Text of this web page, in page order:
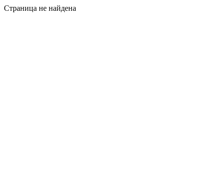
Страница не найдена